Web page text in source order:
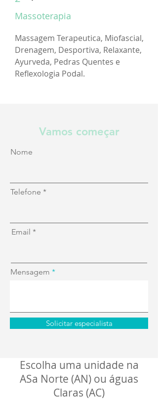
Massoterapia
Massagem Terapeutica, Miofascial,
Drenagem, Desportiva, Relaxante,
Ayurveda, Pedras Quentes e
Reflexologia Podal.
Vamos começar
Nome
Telefone
Email
Mensagem
Solicitar especialista
Escolha uma unidade na
ASa Norte (AN) ou águas
Claras (AC)